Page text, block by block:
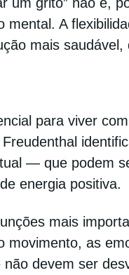
mental. A
mais
para viver
— que podem
energia positiva.
mais
movimento, as
devem ser